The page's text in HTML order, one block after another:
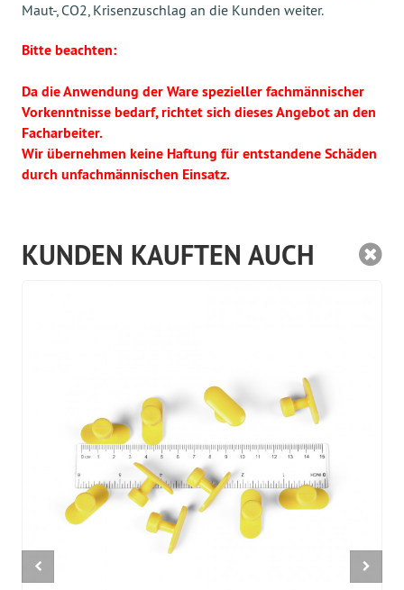
Maut-, CO2, Krisenzuschlag an die Kunden weiter.
Bitte beachten:
Da die Anwendung der Ware spezieller fachmännischer
Vorkenntnisse bedarf, richtet sich dieses Angebot an den
Facharbeiter.
Wir übernehmen keine Haftung für entstandene Schäden
durch unfachmännischen Einsatz.
KUNDEN KAUFTEN AUCH